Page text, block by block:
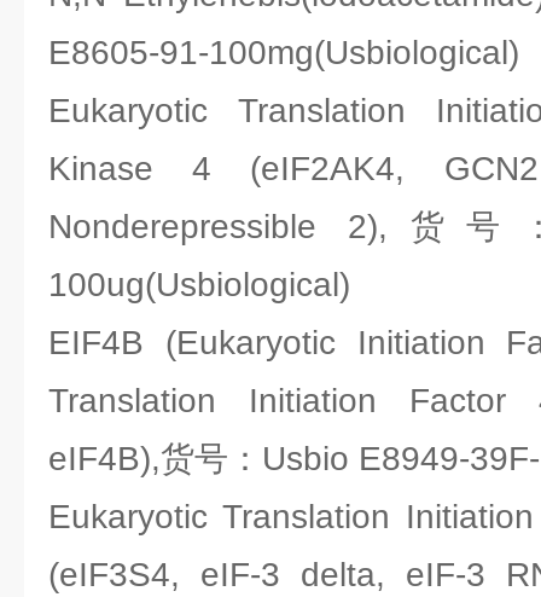
E8605-91-100mg(Usbiological)
Eukaryotic Translation
Kinase 4 (eIF2AK4,
Nonderepressible 2),货号
100ug(Usbiological)
EIF4B (Eukaryotic Initiation
Translation Initiation Factor
eIF4B),货号：Usbio E8949-
Eukaryotic Translation
(eIF3S4, eIF-3 delta, eIF-3